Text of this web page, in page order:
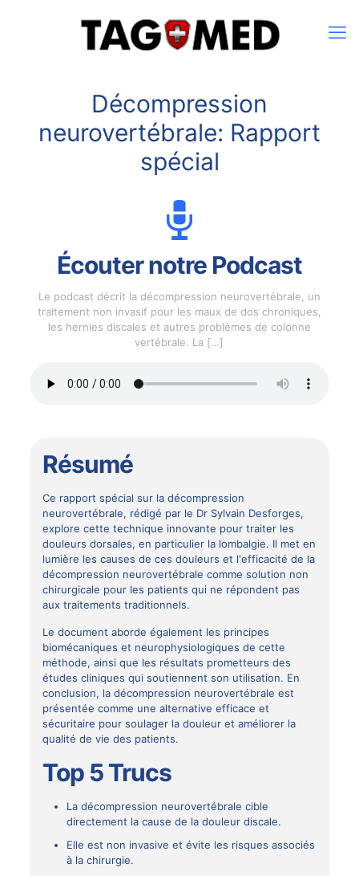
Décompression
neurovertébrale: Rapport
spécial
Écouter notre Podcast
Le podcast décrit la décompression neurovertébrale, un
traitement non invasif pour les maux de dos chroniques,
les hernies discales et autres problèmes de colonne
vertébrale. La […]
Résumé
Ce rapport spécial sur la décompression
neurovertébrale, rédigé par le Dr Sylvain Desforges,
explore cette technique innovante pour traiter les
douleurs dorsales, en particulier la lombalgie. Il met en
lumière les causes de ces douleurs et l'efficacité de la
décompression neurovertébrale comme solution non
chirurgicale pour les patients qui ne répondent pas
aux traitements traditionnels.
Le document aborde également les principes
biomécaniques et neurophysiologiques de cette
méthode, ainsi que les résultats prometteurs des
études cliniques qui soutiennent son utilisation. En
conclusion, la décompression neurovertébrale est
présentée comme une alternative efficace et
sécuritaire pour soulager la douleur et améliorer la
qualité de vie des patients.
Top 5 Trucs
La décompression neurovertébrale cible
directement la cause de la douleur discale.
Elle est non invasive et évite les risques associés
à la chirurgie.